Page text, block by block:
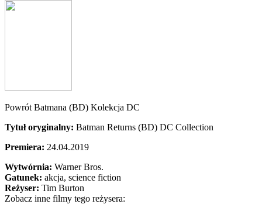
Powrót Batmana (BD) Kolekcja DC
Tytuł oryginalny: Batman Returns (BD) DC Collection
Premiera: 24.04.2019
Wytwórnia: Warner Bros.
Gatunek: akcja, science fiction
Reżyser: Tim Burton
Zobacz inne filmy tego reżysera: